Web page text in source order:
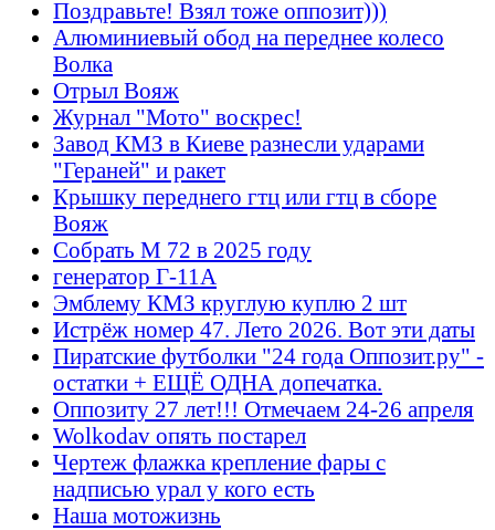
Поздравьте! Взял тоже оппозит)))
Алюминиевый обод на переднее колесо
Волка
Отрыл Вояж
Журнал "Мото" воскрес!
Завод КМЗ в Киеве разнесли ударами
"Гераней" и ракет
Крышку переднего гтц или гтц в сборе
Вояж
Собрать М 72 в 2025 году
генератор Г-11А
Эмблему КМЗ круглую куплю 2 шт
Истрёж номер 47. Лето 2026. Вот эти даты
Пиратские футболки "24 года Оппозит.ру" -
остатки + ЕЩЁ ОДНА допечатка.
Оппозиту 27 лет!!! Отмечаем 24-26 апреля
Wolkodav опять постарел
Чертеж флажка крепление фары с
надписью урал у кого есть
Наша мотожизнь